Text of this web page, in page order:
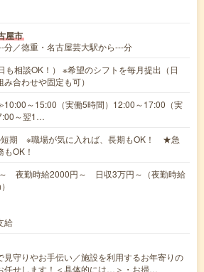
屋市
分／徳重・名古屋芸大駅から---分
も相談OK！） ※希望のシフトを毎月提出（日
合わせや固定も可）
～15:00（実働5時間）12:00～17:00（実
～翌1…
短期 ※職場が気に入れば、長期もOK！ ★急
OK！
夜勤時給2000円～ 日収3万円～（夜勤時給
給
見守りやお手伝い／施設を利用するお年寄りの
任せします！＜具体的には…＞・お掃…